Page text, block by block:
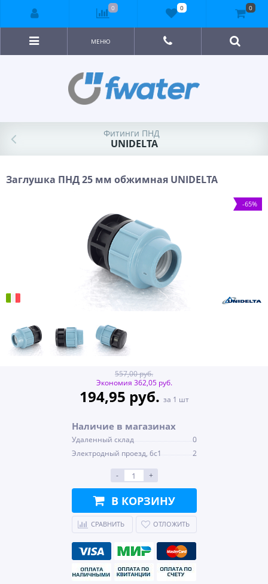
МЕНЮ
Фитинги ПНД
UNIDELTA
Заглушка ПНД 25 мм обжимная UNIDELTA
-65%
557,00 руб.
Экономия 362,05 руб.
194,95 руб. за 1 шт
Наличие в магазинах
Удаленный склад
0
Электродный проезд, 6с1
2
- +
В КОРЗИНУ
СРАВНИТЬ ОТЛОЖИТЬ
0 0 0